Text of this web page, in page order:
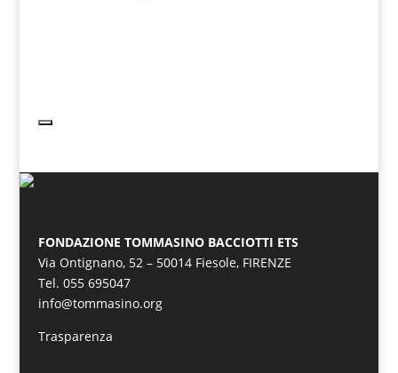
FONDAZIONE TOMMASINO BACCIOTTI ETS
Via Ontignano, 52 – 50014 Fiesole, FIRENZE
Tel. 055 695047
info@tommasino.org
Trasparenza